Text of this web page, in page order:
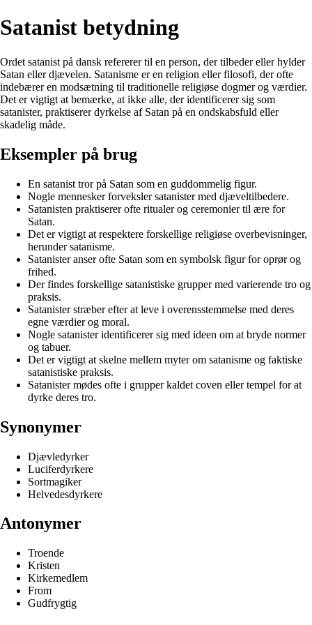
Satanist betydning
Ordet satanist på dansk refererer til en person, der tilbeder eller hylder
Satan eller djævelen. Satanisme er en religion eller filosofi, der ofte
indebærer en modsætning til traditionelle religiøse dogmer og værdier.
Det er vigtigt at bemærke, at ikke alle, der identificerer sig som
satanister, praktiserer dyrkelse af Satan på en ondskabsfuld eller
skadelig måde.
Eksempler på brug
En satanist tror på Satan som en guddommelig figur.
Nogle mennesker forveksler satanister med djæveltilbedere.
Satanisten praktiserer ofte ritualer og ceremonier til ære for
Satan.
Det er vigtigt at respektere forskellige religiøse overbevisninger,
herunder satanisme.
Satanister anser ofte Satan som en symbolsk figur for oprør og
frihed.
Der findes forskellige satanistiske grupper med varierende tro og
praksis.
Satanister stræber efter at leve i overensstemmelse med deres
egne værdier og moral.
Nogle satanister identificerer sig med ideen om at bryde normer
og tabuer.
Det er vigtigt at skelne mellem myter om satanisme og faktiske
satanistiske praksis.
Satanister mødes ofte i grupper kaldet coven eller tempel for at
dyrke deres tro.
Synonymer
Djævledyrker
Luciferdyrkere
Sortmagiker
Helvedesdyrkere
Antonymer
Troende
Kristen
Kirkemedlem
From
Gudfrygtig